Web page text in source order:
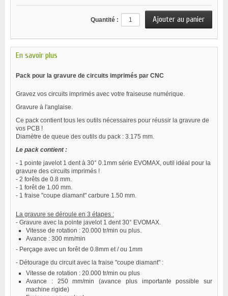
Quantité :
En savoir plus
Pack pour la gravure de circuits imprimés par CNC
Gravez vos circuits imprimés avec votre fraiseuse numérique.
Gravure à l'anglaise.
Ce pack contient tous les outils nécessaires pour réussir la gravure de
vos PCB !
Diamètre de queue des outils du pack : 3.175 mm.
Le pack contient :
- 1 pointe javelot 1 dent à 30° 0.1mm série EVOMAX, outil idéal pour la
gravure des circuits imprimés !
- 2 forêts de 0.8 mm.
- 1 forêt de 1.00 mm.
- 1 fraise "coupe diamant" carbure 1.50 mm.
La gravure se déroule en 3 étapes :
- Gravure avec la pointe javelot 1 dent 30° EVOMAX.
Vitesse de rotation : 20.000 tr/min ou plus.
Avance : 300 mm/min
- Perçage avec un forêt de 0.8mm et / ou 1mm
- Détourage du circuit avec la fraise "coupe diamant" :
Vitesse de rotation : 20.000 tr/min ou plus
Avance : 250 mm/min (avance plus importante possible sur
machine rigide)